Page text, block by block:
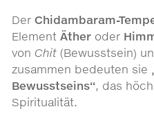
DerChidambaram-
ElementÄther oder
vonChit(Bewusstsein)
zusammen bedeuten sie
Bewusstseins“, das
Spiritualität.